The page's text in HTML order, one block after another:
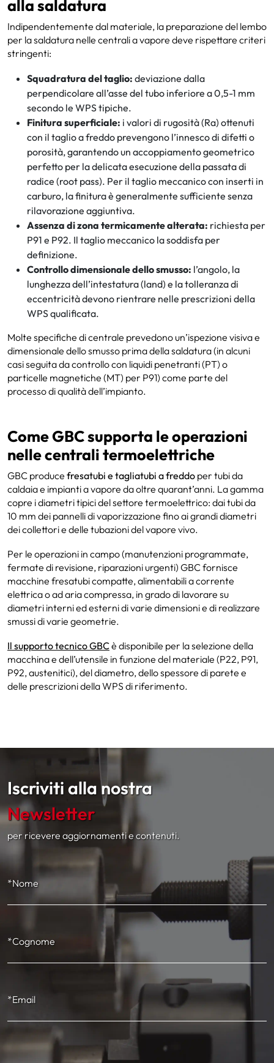
alla saldatura
Indipendentemente dal materiale, la preparazione del lembo
per la saldatura nelle centrali a vapore deve rispettare criteri
stringenti:
Squadratura del taglio: deviazione dalla
perpendicolare all’asse del tubo inferiore a 0,5-1 mm
secondo le WPS tipiche.
Finitura superficiale: i valori di rugosità (Ra) ottenuti
con il taglio a freddo prevengono l’innesco di difetti o
porosità, garantendo un accoppiamento geometrico
perfetto per la delicata esecuzione della passata di
radice (root pass). Per il taglio meccanico con inserti in
carburo, la finitura è generalmente sufficiente senza
rilavorazione aggiuntiva.
Assenza di zona termicamente alterata: richiesta per
P91 e P92. Il taglio meccanico la soddisfa per
definizione.
Controllo dimensionale dello smusso: l’angolo, la
lunghezza dell’intestatura (land) e la tolleranza di
eccentricità devono rientrare nelle prescrizioni della
WPS qualificata.
Molte specifiche di centrale prevedono un’ispezione visiva e
dimensionale dello smusso prima della saldatura (in alcuni
casi seguita da controllo con liquidi penetranti (PT) o
particelle magnetiche (MT) per P91) come parte del
processo di qualità dell’impianto.
Come GBC supporta le operazioni
nelle centrali termoelettriche
GBC produce fresatubi e tagliatubi a freddo per tubi da
caldaia e impianti a vapore da oltre quarant’anni. La gamma
copre i diametri tipici del settore termoelettrico: dai tubi da
10 mm dei pannelli di vaporizzazione fino ai grandi diametri
dei collettori e delle tubazioni del vapore vivo.
Per le operazioni in campo (manutenzioni programmate,
fermate di revisione, riparazioni urgenti) GBC fornisce
macchine fresatubi compatte, alimentabili a corrente
elettrica o ad aria compressa, in grado di lavorare su
diametri interni ed esterni di varie dimensioni e di realizzare
smussi di varie geometrie.
Il supporto tecnico GBCè disponibile per la selezione della
macchina e dell’utensile in funzione del materiale (P22, P91,
P92, austenitici), del diametro, dello spessore di parete e
delle prescrizioni della WPS di riferimento.
Iscriviti alla nostra
Newsletter
per ricevere aggiornamenti e contenuti.
*Nome
*Cognome
*Email